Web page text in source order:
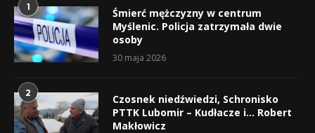
1
Śmierć mężczyzny w centrum
Myślenic. Policja zatrzymała dwie
osoby
30 maja 2026
2
Czosnek niedźwiedzi, Schronisko
PTTK Lubomir – Kudłacze i… Robert
Makłowicz